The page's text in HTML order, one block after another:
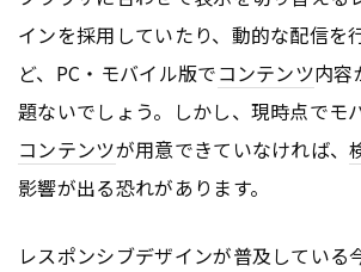
インを採用していたり、動的な配信を
ど、PC・モバイル版でコンテンツ内容
題ないでしょう。しかし、現時点でモ
コンテンツが用意できていなければ、
影響が出る恐れがあります。
レスポンシブデザインが普及している